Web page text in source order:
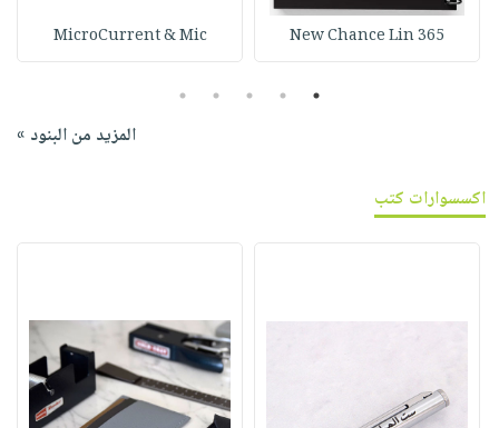
365 New Chance Lin
MicroCurrent & Mic
1
2
3
4
5
المزيد من البنود »
اكسسوارات كتب